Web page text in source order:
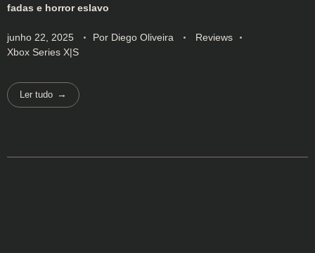
fadas e horror eslavo
junho 22, 2025 Por Diego Oliveira
Reviews
Xbox Series X|S
Ler tudo